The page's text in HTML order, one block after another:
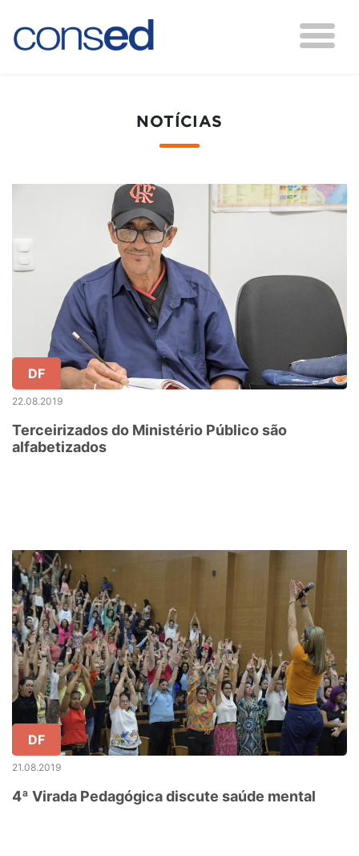
NOTÍCIAS
DF
22.08.2019
Terceirizados do Ministério Público são
alfabetizados
DF
21.08.2019
4ª Virada Pedagógica discute saúde mental